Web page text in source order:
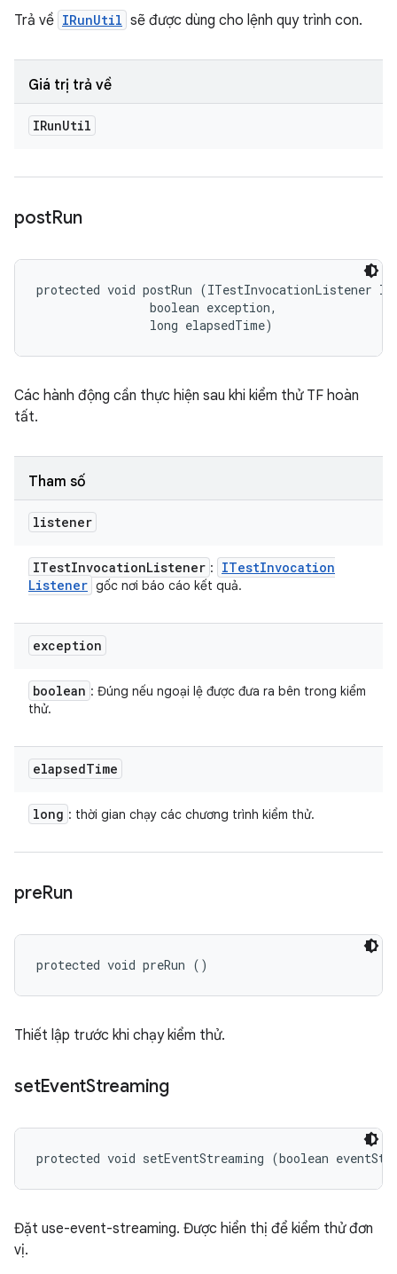
Trả về IRunUtil sẽ được dùng cho lệnh quy trình con.
Giá trị trả về
IRunUtil
postRun
protected void postRun (ITestInvocationListener
                boolean exception,
                long elapsedTime)
Các hành động cần thực hiện sau khi kiểm thử TF hoàn
tất.
Tham số
listener
ITestInvocationListener : ITestInvocation
Listener gốc nơi báo cáo kết quả.
exception
boolean : Đúng nếu ngoại lệ được đưa ra bên trong kiểm
thử.
elapsedTime
long : thời gian chạy các chương trình kiểm thử.
preRun
protected void preRun ()
Thiết lập trước khi chạy kiểm thử.
setEventStreaming
protected void setEventStreaming (boolean
Đặt use-event-streaming. Được hiển thị để kiểm thử đơn
vị.